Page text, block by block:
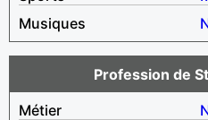
Musiques
Profession de
Métier